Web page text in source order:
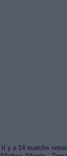
il y a 14 matchs